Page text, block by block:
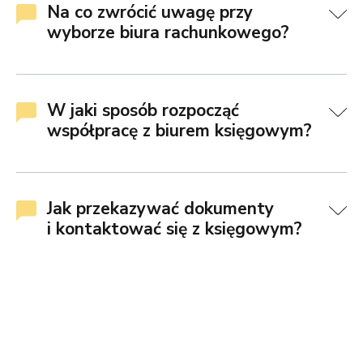
Na co zwrócić uwagę przy
wyborze biura rachunkowego?
W jaki sposób rozpocząć
współpracę z biurem księgowym?
Jak przekazywać dokumenty
i kontaktować się z księgowym?